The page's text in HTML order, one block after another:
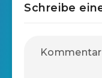
Schreibe